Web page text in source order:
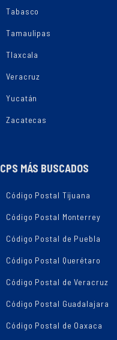
Tabasco
Tamaulipas
Tlaxcala
Veracruz
Yucatán
Zacatecas
CPS MÁS BUSCADOS
Código Postal Tijuana
Código Postal Monterrey
Código Postal de Puebla
Código Postal Querétaro
Código Postal de Veracruz
Código Postal Guadalajara
Código Postal de Oaxaca